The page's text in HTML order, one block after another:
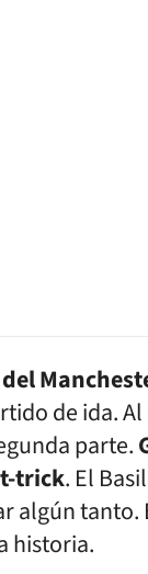
de ida.
parte.
trick. El
algún
historia.